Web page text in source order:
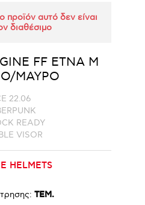
προϊόν αυτό δεν είναι
διαθέσιμο
FF ETNA M
ΜΑΥΡΟ
22.06
READY
VISOR
HELMETS
ΤΕΜ.